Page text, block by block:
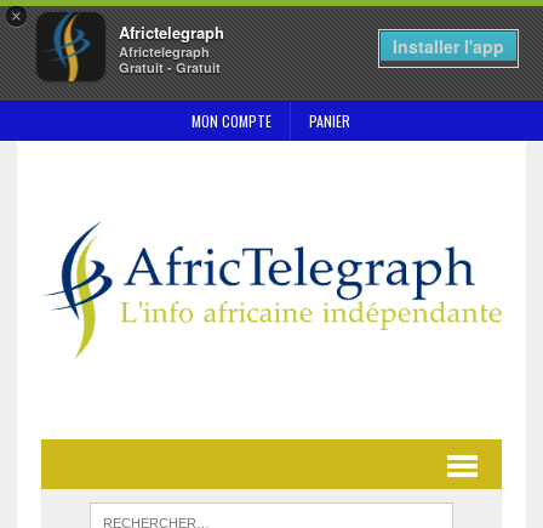
×
Africtelegraph
Africtelegraph
Gratuit - Gratuit
Installer l'app
MON COMPTE PANIER